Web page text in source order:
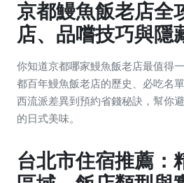
京都鰻魚飯老店全
店、品嚐技巧與隱
你知道京都哪家鰻魚飯老店最值得
都百年鰻魚飯老店的歷史、必吃名
西流派差異到預約省錢秘訣，幫你
的日式美味。
台北市住宿推薦：